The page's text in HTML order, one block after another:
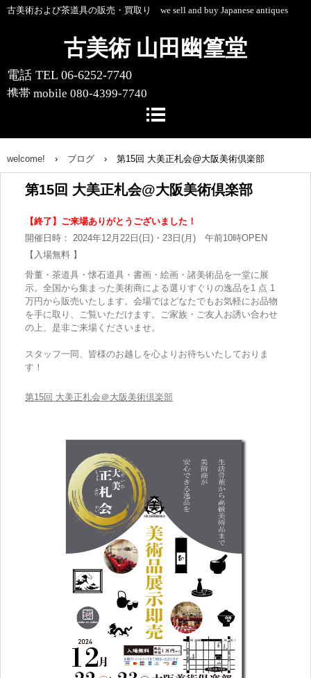
古美術 山田幽篁堂
古美術および茶道具の販売・買取り we sell and buy Japanese antiques
電話 TEL 06-6252-7740
携帯 mobile 080-4399-7740
〒541-0055 大阪市中央区船場中央4-1-
10 船場センタービル10号館1階
welcome! › ブログ › 第15回 大美正札会@大阪美術倶楽部
第15回 大美正札会@大阪美術倶楽部
【終了】ご来場ありがとうございました！
開催日時： 2024年12月22日(日)・23日(月) 午前10時OPEN
【入場無料 】
骨董・茶道具・懐石道具・書画・絵画・諸美術品を一堂に展
示。全国から集まった美術商による選りすぐりの逸品を1 点 1
万円から販売いたします。会場ではどなたでもお気軽にお品物
を手に取り、ご覧いただけます。ご家族・ご友人お誘い合わせ
の上、是非ご来場くださいませ。
スタッフ一同、皆様のお越しを心よりお待ちいたしておりま
す！
第15回 大美正札会＠大阪美術倶楽部